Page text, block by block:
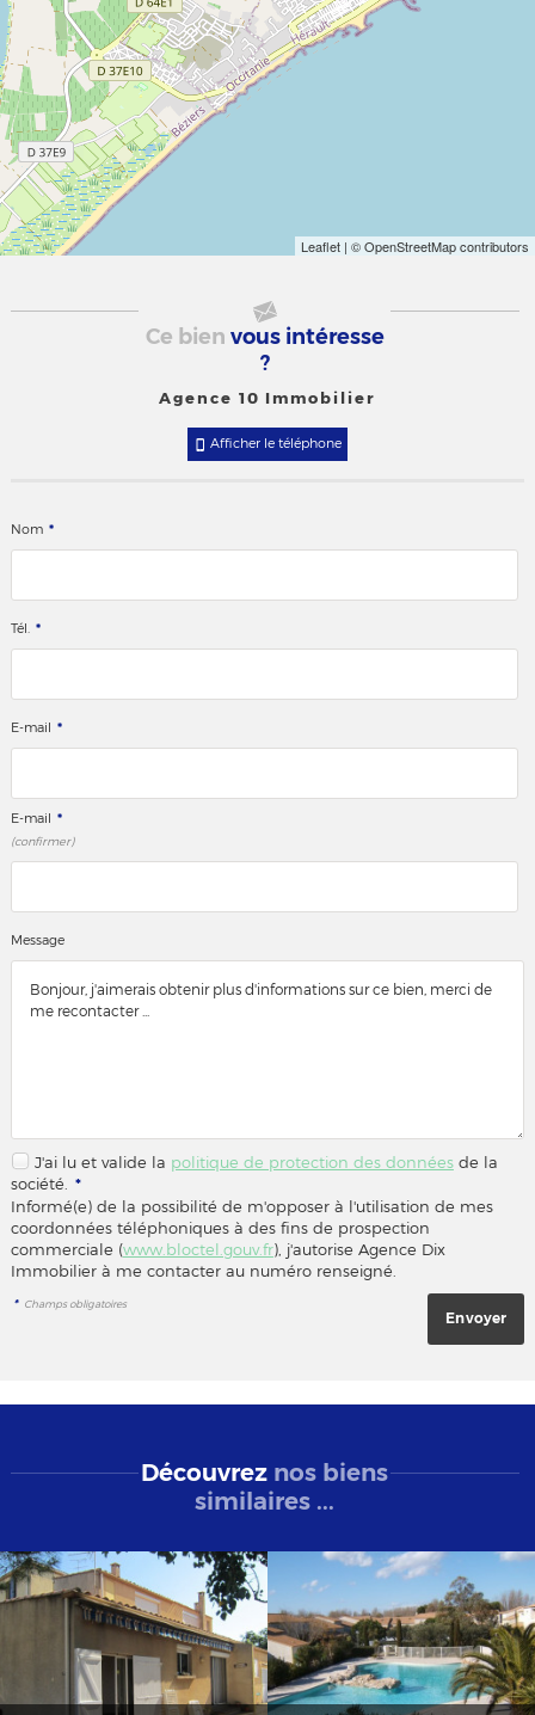
Leaflet | © OpenStreetMap contributors
Ce bien vous intéresse
?
Agence 10 Immobilier
Afficher le téléphone
Nom *
Tél. *
E-mail *
E-mail *
(confirmer)
Message
J'ai lu et valide la politique de protection des donnéesde la
société.
*
Informé(e) de la possibilité de m'opposer à l'utilisation de mes
coordonnées téléphoniques à des fins de prospection
commerciale (www.bloctel.gouv.fr), j'autorise Agence Dix
Immobilier à me contacter au numéro renseigné.
* Champs obligatoires
Découvrez nos biens
similaires ...